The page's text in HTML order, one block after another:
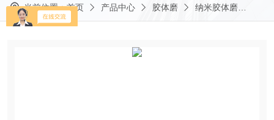
当前位置：首页 产品中心 胶体磨 纳米胶体磨